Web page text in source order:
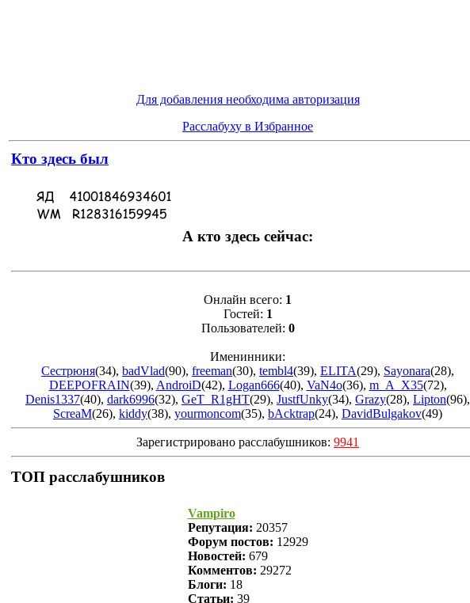
Для добавления необходима авторизация
Расслабуху в Избранное
Кто здесь был
А кто здесь сейчас:
Онлайн всего: 1
Гостей: 1
Пользователей: 0
Именинники:
Сестрюня(34), badVlad(90), freeman(30), tembl4(39), ELITA(29), Sayonara(28),
DEEPOFRAIN(39), AndroiD(42), Logan666(40), VaN4o(36), m_A_X35(72),
Denis1337(40), dark6996(32), GeT_R1gHT(29), JustfUnky(34), Grazy(28), Lipton(96),
ScreaM(26), kiddy(38), yourmoncom(35), bAcktrap(24), DavidBulgakov(49)
Зарегистрировано расслабушников: 9941
ТОП расслабушников
Vampiro
Репутация: 20357
Форум постов: 12929
Новостей: 679
Комментов: 29272
Блоги: 18
Статьи: 39